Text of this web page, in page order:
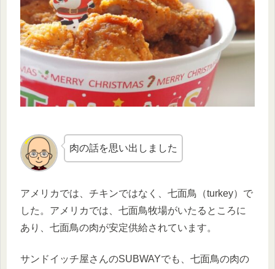
肉の話を思い出しました
アメリカでは、チキンではなく、七面鳥（turkey）で
した。アメリカでは、七面鳥牧場がいたるところに
あり、七面鳥の肉が安定供給されています。
サンドイッチ屋さんのSUBWAYでも、七面鳥の肉の